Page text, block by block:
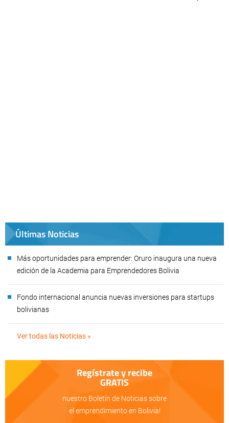
Últimas Noticias
Más oportunidades para emprender: Oruro inaugura una nueva
edición de la Academia para Emprendedores Bolivia
Fondo internacional anuncia nuevas inversiones para startups
bolivianas
Ver todas las Noticias »
Regístrate y recibe
GRATIS
nuestro Boletín de Noticias sobre
el emprendimiento en Bolivia!